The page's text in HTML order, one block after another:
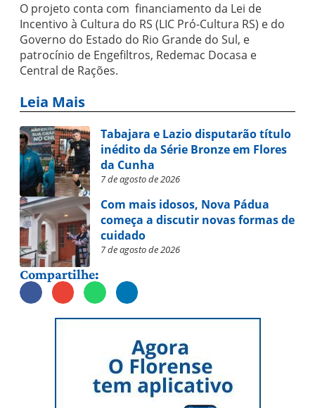
O projeto conta com financiamento da Lei de
Incentivo à Cultura do RS (LIC Pró-Cultura RS) e do
Governo do Estado do Rio Grande do Sul, e
patrocínio de Engefiltros, Redemac Docasa e
Central de Rações.
Leia Mais
Tabajara e Lazio disputarão título
inédito da Série Bronze em Flores
da Cunha
7 de agosto de 2026
Com mais idosos, Nova Pádua
começa a discutir novas formas de
cuidado
7 de agosto de 2026
Compartilhe: